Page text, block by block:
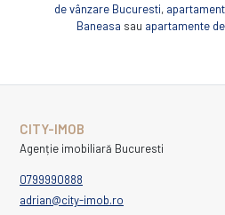
de vânzare Bucuresti,
Baneasa sau apartamente
CITY-IMOB
Agenție imobiliară Bucuresti
0799990888
adrian@city-imob.ro